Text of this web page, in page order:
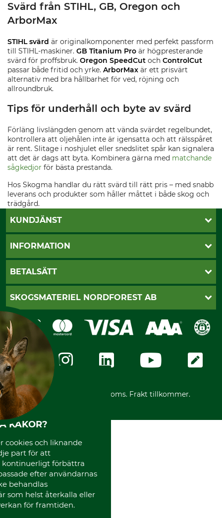
Svärd från STIHL, GB, Oregon och
ArborMax
STIHL svärd är originalkomponenter med perfekt passform
till STIHL-maskiner. GB Titanium Pro är högpresterande
svärd för proffsbruk. Oregon SpeedCut och ControlCut
passar både fritid och yrke. ArborMax är ett prisvärt
alternativ med bra hållbarhet för ved, röjning och
allroundbruk.
Tips för underhåll och byte av svärd
Förläng livslängden genom att vända svärdet regelbundet,
kontrollera att oljehålen inte är igensatta och att rälsspåret
är rent. Slitage i noshjulet eller snedslitet spår kan signalera
att det är dags att byta. Kombinera gärna med matchande
sågkedjor för bästa prestanda.
Hos Skogma handlar du rätt svärd till rätt pris – med snabb
leverans och produkter som håller måttet i både skog och
trädgård.
KUNDJÄNST
Öppettider
Vanliga frågor
INFORMATION
Butik Vansbro
Köpvillkor - 2025-06-18
Dataskydd
Integritetspolicy
Ångerrätt
Ångerrätt för din beställning
Reklamationer
Frakter
BETALSÄTT
Klarna
Faktura
Swish
SKOGSMATERIEL NORDFOREST AB
Om oss
GRUBE-Gruppen
Företagsuppgifter
Karriär
Vår personal
Varumärken
Mässor
Instagram TOS
Media
Code of Conduct
*Alla priser inklusive moms. Frakt tillkommer.
KAKOR?
cookies och liknande
part för att
kontinuerligt förbättra
efter användarnas
behandlas
som helst återkalla eller
för framtiden.